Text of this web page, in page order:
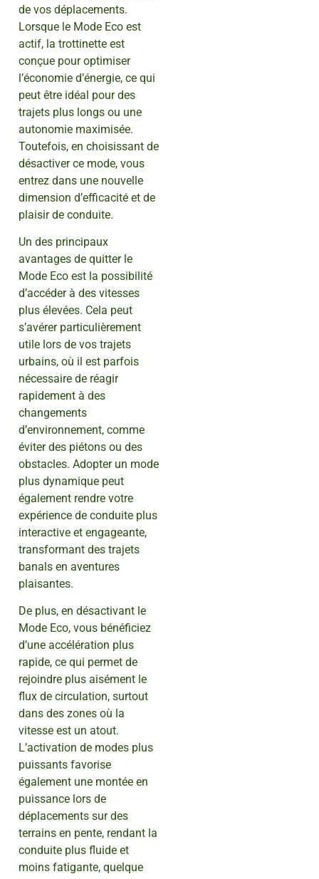
de vos déplacements.
Lorsque le Mode Eco est
actif, la trottinette est
conçue pour optimiser
l’économie d’énergie, ce qui
peut être idéal pour des
trajets plus longs ou une
autonomie maximisée.
Toutefois, en choisissant de
désactiver ce mode, vous
entrez dans une nouvelle
dimension d’efficacité et de
plaisir de conduite.
Un des principaux
avantages de quitter le
Mode Eco est la possibilité
d’accéder à des vitesses
plus élevées. Cela peut
s’avérer particulièrement
utile lors de vos trajets
urbains, où il est parfois
nécessaire de réagir
rapidement à des
changements
d’environnement, comme
éviter des piétons ou des
obstacles. Adopter un mode
plus dynamique peut
également rendre votre
expérience de conduite plus
interactive et engageante,
transformant des trajets
banals en aventures
plaisantes.
De plus, en désactivant le
Mode Eco, vous bénéficiez
d’une accélération plus
rapide, ce qui permet de
rejoindre plus aisément le
flux de circulation, surtout
dans des zones où la
vitesse est un atout.
L’activation de modes plus
puissants favorise
également une montée en
puissance lors de
déplacements sur des
terrains en pente, rendant la
conduite plus fluide et
moins fatigante, quelque